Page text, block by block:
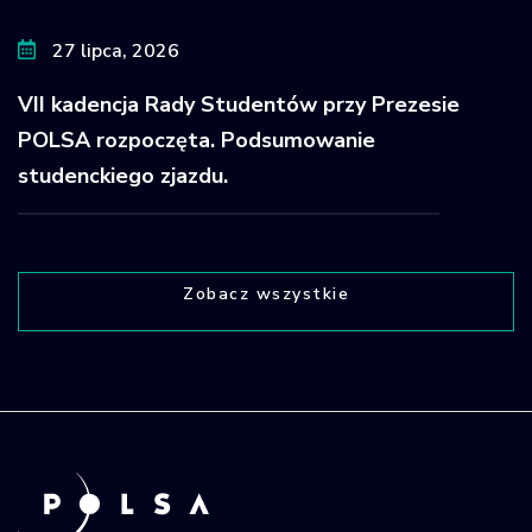
27 lipca, 2026
VII kadencja Rady Studentów przy Prezesie
POLSA rozpoczęta. Podsumowanie
studenckiego zjazdu.
Zobacz wszystkie